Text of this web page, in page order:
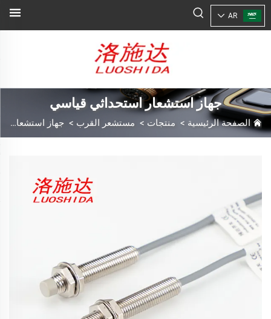
AR
جهاز استشعار استحداثي قياسي
الصفحة الرئيسية > منتجات > مستشعر القرب > جهاز استشعار استحداثي قياسي